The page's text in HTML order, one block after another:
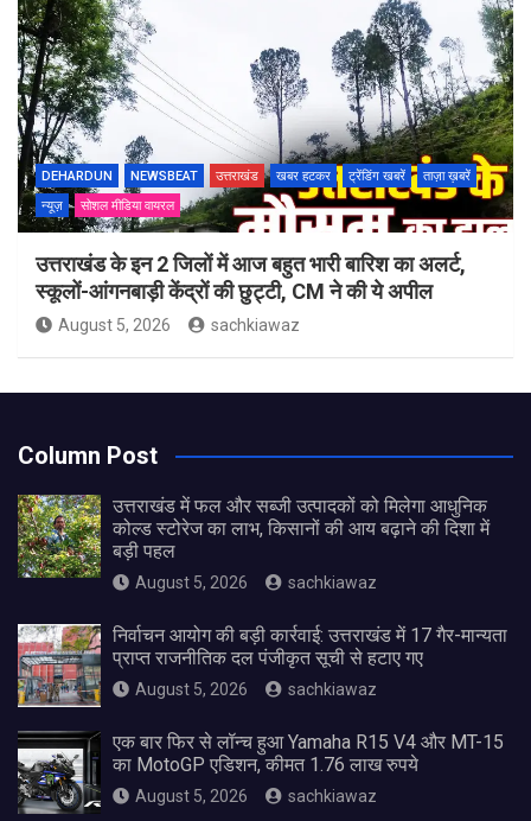
DEHARDUN NEWSBEAT उत्तराखंड खबर हटकर ट्रेंडिंग खबरें
ताज़ा ख़बरें
न्यूज़
सोशल मीडिया वायरल
उत्तराखंड के इन 2 जिलों में आज बहुत भारी बारिश का अलर्ट,
स्कूलों-आंगनबाड़ी केंद्रों की छुट्टी, CM ने की ये अपील
August 5, 2026 sachkiawaz
Column Post
उत्तराखंड में फल और सब्जी उत्पादकों को मिलेगा आधुनिक
कोल्ड स्टोरेज का लाभ, किसानों की आय बढ़ाने की दिशा में
बड़ी पहल
August 5, 2026 sachkiawaz
निर्वाचन आयोग की बड़ी कार्रवाई: उत्तराखंड में 17 गैर-मान्यता
प्राप्त राजनीतिक दल पंजीकृत सूची से हटाए गए
August 5, 2026 sachkiawaz
एक बार फिर से लॉन्च हुआ Yamaha R15 V4 और MT-15
का MotoGP एडिशन, कीमत 1.76 लाख रुपये
August 5, 2026 sachkiawaz